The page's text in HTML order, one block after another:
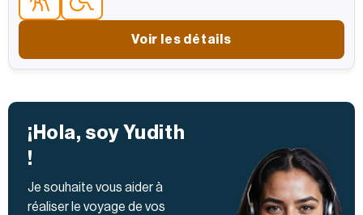
Accessible parapara personas mayores
Accessible parapersonas con movilidad reducida
Voir les détails
¡Hola, soy Yudith
!
Je souhaite vous aider à
réaliser le voyage de vos